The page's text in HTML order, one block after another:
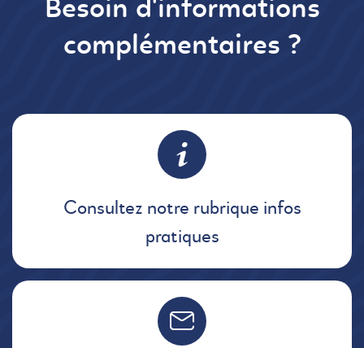
Besoin d'informations
complémentaires ?
Consultez notre rubrique infos
pratiques